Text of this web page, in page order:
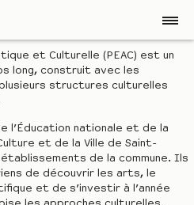
et Culturelle (PEAC) est un
long, construit avec les
structures culturelles
l’Éducation nationale et de la
et de la Ville de Saint-
de la commune. Ils
de découvrir les arts, le
et de s’investir à l’année